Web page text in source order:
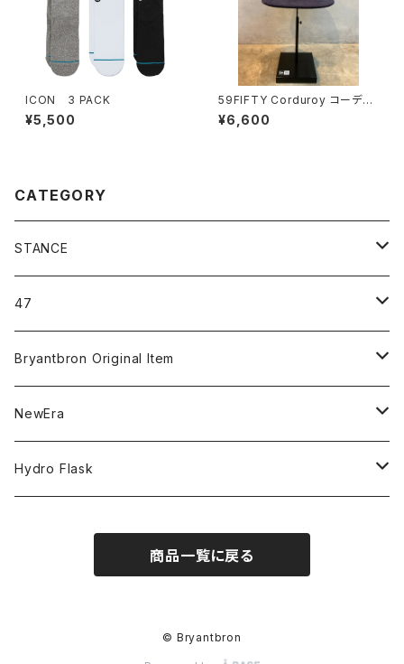
ICON 3 PACK
¥5,500
59FIFTY Corduroy コーデュ
ロイ ニューヨーク・ヤンキース
ブルーグリーン ネイビーバイザ
¥6,600
CATEGORY
STANCE
ICON＆OG
MLB
NBA
COLLABORATION
47
CLEAN UP
MVP
CAPTAIN
Bryantbron Original Item
T-Shirt
Shorts
NewEra
59FIFTY
Hydro Flask
商品一覧に戻る
© Bryantbron